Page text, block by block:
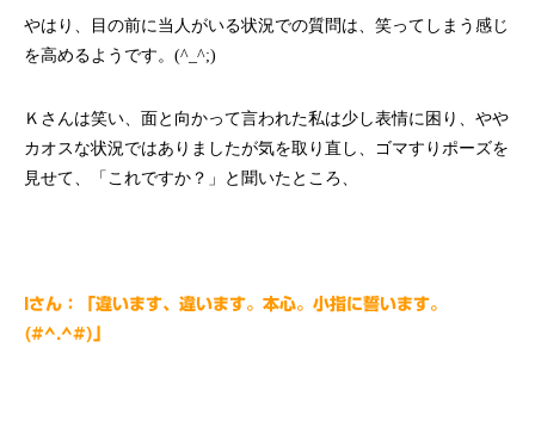
やはり、目の前に当人がいる状況での質問は、笑ってしまう感じ
を高めるようです。(^_^;)
Ｋさんは笑い、面と向かって言われた私は少し表情に困り、やや
カオスな状況ではありましたが気を取り直し、ゴマすりポーズを
見せて、「これですか？」と聞いたところ、
Iさん：「違います、違います。本心。小指に誓います。
(#^.^#)」